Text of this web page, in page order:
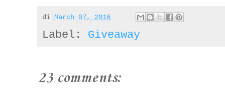
di March 07, 2016
Label: Giveaway
23 comments: